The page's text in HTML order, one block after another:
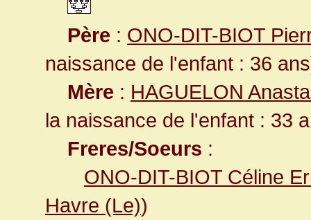
Père : ONO-DIT-BIOT
naissance de l'enfant : 36
Mère : HAGUELON
la naissance de l'enfant : 33
Freres/Soeurs :
ONO-DIT-BIOT Céline
Havre (Le))